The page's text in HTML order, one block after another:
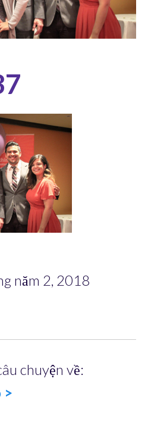
năm 2, 2018
chuyện về:
>